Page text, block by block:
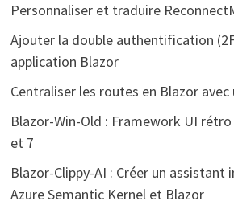
Personnaliser et traduire
Ajouter la double authentification
application Blazor
Centraliser les routes en Blazor
Blazor-Win-Old : Framework UI
et 7
Blazor-Clippy-AI : Créer un assistant
Azure Semantic Kernel et Blazor